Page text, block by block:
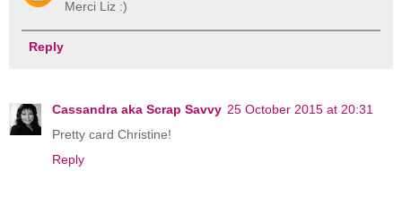
Merci Liz :)
Reply
Cassandra aka Scrap Savvy 25 October 2015 at 20:31
Pretty card Christine!
Reply